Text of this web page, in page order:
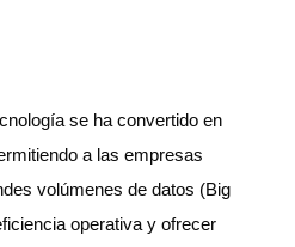
se ha convertido en
a las empresas
volúmenes de datos (Big
operativa y ofrecer